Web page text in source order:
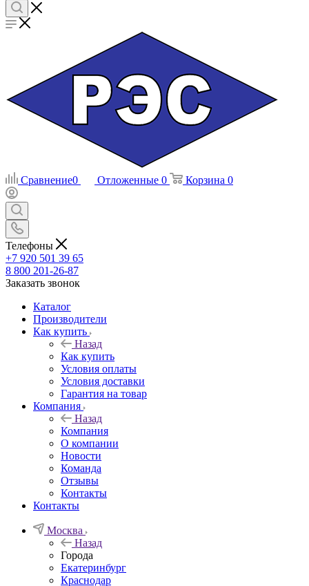
Сравнение0 Отложенные 0 Корзина 0
Телефоны
+7 920 501 39 65
8 800 201-26-87
Заказать звонок
Каталог
Производители
Как купить
Назад
Как купить
Условия оплаты
Условия доставки
Гарантия на товар
Компания
Назад
Компания
О компании
Новости
Команда
Отзывы
Контакты
Контакты
Москва
Назад
Города
Екатеринбург
Краснодар